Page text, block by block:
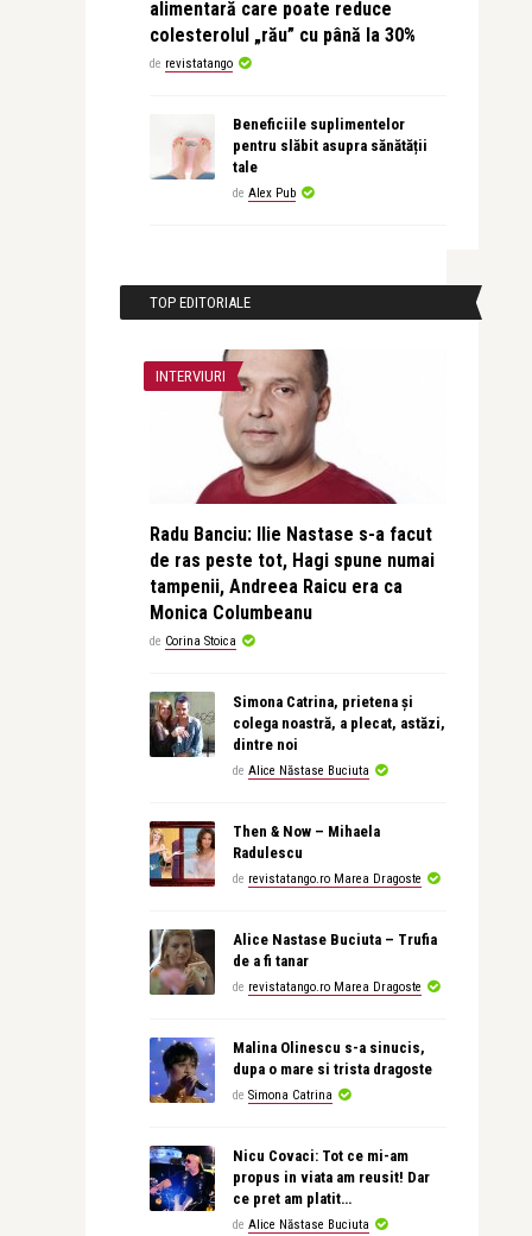
alimentară care poate reduce
colesterolul „rău” cu până la 30%
de revistatango
Beneficiile suplimentelor
pentru slăbit asupra sănătății
tale
de Alex Pub
TOP EDITORIALE
INTERVIURI
Radu Banciu: Ilie Nastase s-a facut
de ras peste tot, Hagi spune numai
tampenii, Andreea Raicu era ca
Monica Columbeanu
de Corina Stoica
Simona Catrina, prietena și
colega noastră, a plecat, astăzi,
dintre noi
de Alice Năstase Buciuta
Then & Now – Mihaela
Radulescu
de revistatango.ro Marea Dragoste
Alice Nastase Buciuta – Trufia
de a fi tanar
de revistatango.ro Marea Dragoste
Malina Olinescu s-a sinucis,
dupa o mare si trista dragoste
de Simona Catrina
Nicu Covaci: Tot ce mi-am
propus in viata am reusit! Dar
ce pret am platit…
de Alice Năstase Buciuta